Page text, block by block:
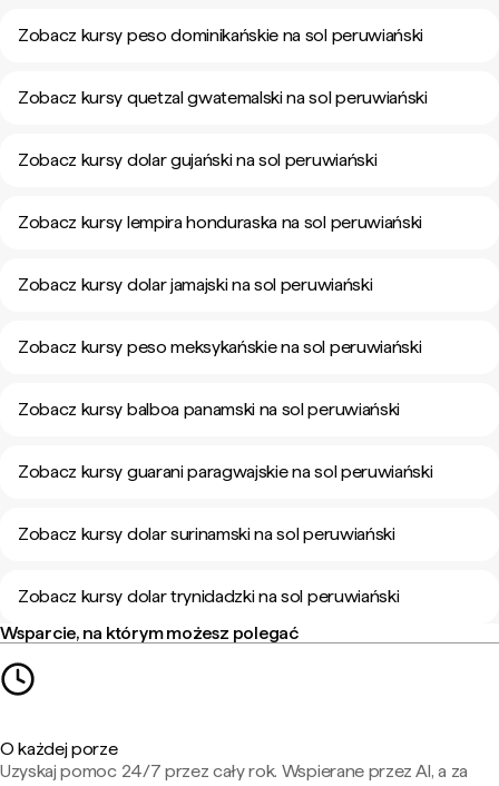
Zobacz kursy peso dominikańskie na sol peruwiański
Zobacz kursy quetzal gwatemalski na sol peruwiański
Zobacz kursy dolar gujański na sol peruwiański
Zobacz kursy lempira honduraska na sol peruwiański
Zobacz kursy dolar jamajski na sol peruwiański
Zobacz kursy peso meksykańskie na sol peruwiański
Zobacz kursy balboa panamski na sol peruwiański
Zobacz kursy guarani paragwajskie na sol peruwiański
Zobacz kursy dolar surinamski na sol peruwiański
Zobacz kursy dolar trynidadzki na sol peruwiański
Wsparcie, na którym możesz polegać
O każdej porze
Uzyskaj pomoc 24/7 przez cały rok. Wspierane przez AI, a za